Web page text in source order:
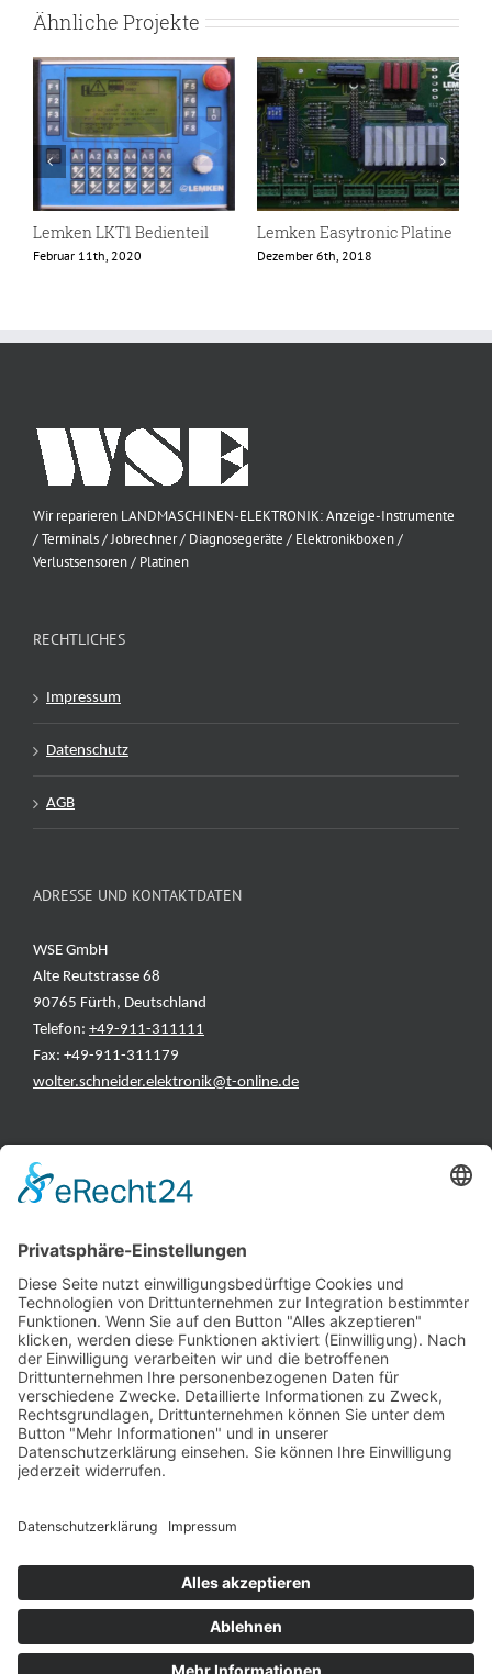
Ähnliche Projekte
Lemken LKT1 Bedienteil
Februar 11th, 2020
Lemken Easytronic Platine
Dezember 6th, 2018
Wir reparieren LANDMASCHINEN-ELEKTRONIK: Anzeige-Instrumente
/ Terminals / Jobrechner / Diagnosegeräte / Elektronikboxen /
Verlustsensoren / Platinen
RECHTLICHES
Impressum
Datenschutz
AGB
ADRESSE UND KONTAKTDATEN
WSE GmbH
Alte Reutstrasse 68
90765 Fürth, Deutschland
Telefon: +49-911-311111
Fax: +49-911-311179
wolter.schneider.elektronik@t-online.de
INFORMATIONEN
Fehlerliste
Impressum
Datenschutzerklärung
© Copyright2026 | Powered byInternetagentur Nürnberg| All Rights